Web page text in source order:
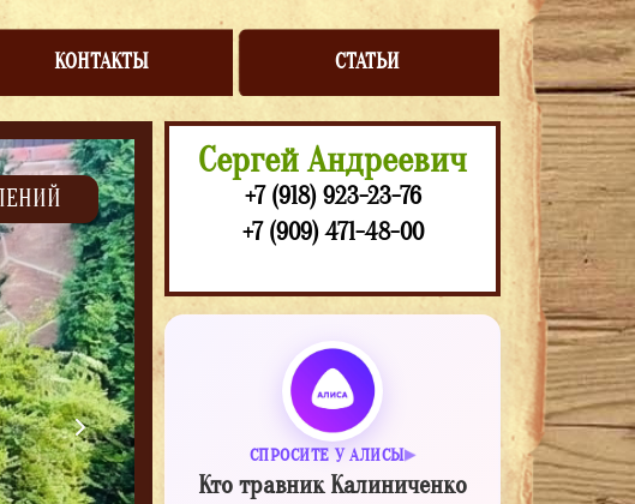
КОНТАКТЫ СТАТЬИ
Сергей Андреевич
+7 (918) 923-23-76
+7 (909) 471-48-00
СПРОСИТЕ У АЛИСЫ
Кто травник Калиниченко